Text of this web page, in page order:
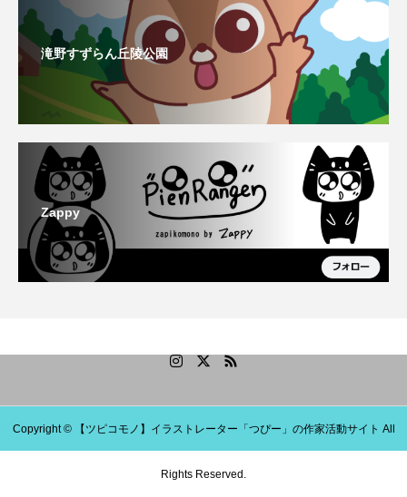
滝野すずらん丘陵公園
Zappy
Copyright © 【ツピコモノ】イラストレーター「つぴー」の作家活動サイト All
Rights Reserved.